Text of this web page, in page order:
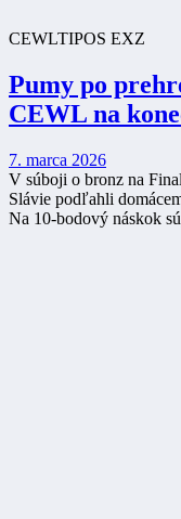
CEWLTIPOS EXZ
Pumy po
CEWL na
7. marca 2026
V súboji o bronz na
Slávie podľahli
Na 10-bodový náskok